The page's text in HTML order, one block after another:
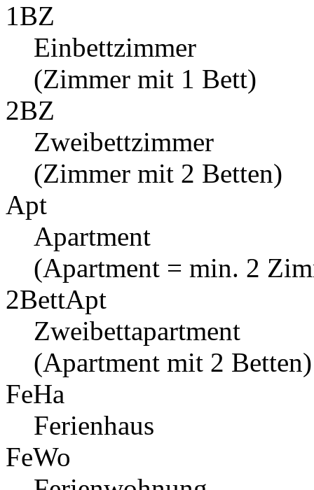
1BZ
Einbettzimmer
(Zimmer mit 1 Bett)
2BZ
Zweibettzimmer
(Zimmer mit 2 Betten)
Apt
Apartment
(Apartment = min. 2
2BettApt
Zweibettapartment
(Apartment mit 2 Betten)
FeHa
Ferienhaus
FeWo